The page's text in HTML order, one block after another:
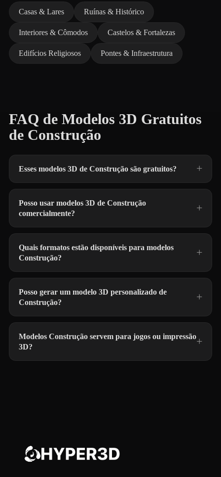
Casas & Lares Ruínas & Histórico
Interiores & Cômodos Castelos & Fortalezas
Edifícios Religiosos Pontes & Infraestrutura
FAQ de Modelos 3D Gratuitos
de Construção
Esses modelos 3D de Construção são gratuitos?
Posso usar modelos 3D de Construção
comercialmente?
Quais formatos estão disponíveis para modelos
Construção?
Posso gerar um modelo 3D personalizado de
Construção?
Modelos Construção servem para jogos ou impressão
3D?